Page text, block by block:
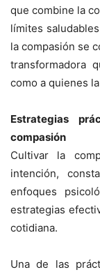
que combine la
límites
la compasión se
transformadora
como a quienes
Estrategias
compasión
Cultivar la
intención,
enfoques
estrategias
cotidiana.
Una de las